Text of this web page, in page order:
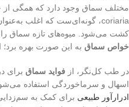
coriaria، گونه‌ای‌ست که اغلب به‌عنوان
کشت می‌شود. میوه‌های تازه سماق
خواص سماق به این صورت بهره
در طب کل‌نگر، از فواید سماق برای
اسهال و سرماخوردگی استفاده
ادرارآور طبیعی برای کمک به